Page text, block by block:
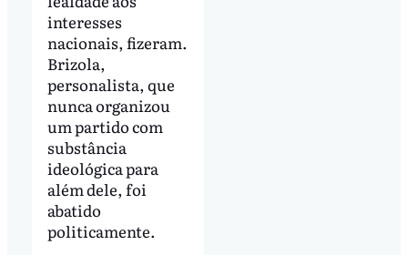
interesses
nacionais, fizeram.
Brizola,
personalista, que
nunca organizou
um partido com
substância
ideológica para
além dele, foi
abatido
politicamente.